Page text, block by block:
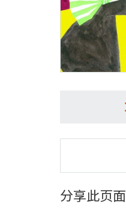
分享此页面